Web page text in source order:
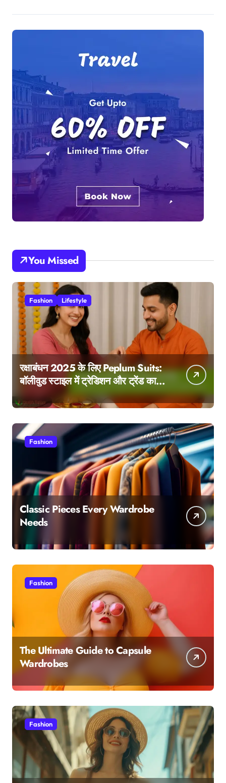
You Missed
Fashion Lifestyle
रक्षाबंधन 2025 के लिए Peplum Suits:
बॉलीवुड स्टाइल में ट्रेडिशन और ट्रेंड का
परफेक्ट मेल
Fashion
Classic Pieces Every Wardrobe
Needs
Fashion
The Ultimate Guide to Capsule
Wardrobes
Fashion